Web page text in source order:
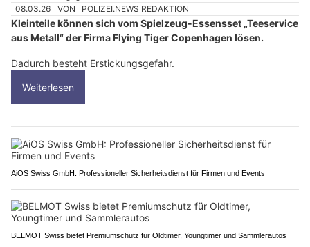
08.03.26 VON POLIZEI.NEWS REDAKTION
Kleinteile können sich vom Spielzeug-Essensset „Teeservice
aus Metall“ der Firma Flying Tiger Copenhagen lösen.
Dadurch besteht Erstickungsgefahr.
Weiterlesen
AiOS Swiss GmbH: Professioneller Sicherheitsdienst für Firmen und Events
BELMOT Swiss bietet Premiumschutz für Oldtimer, Youngtimer und Sammlerautos